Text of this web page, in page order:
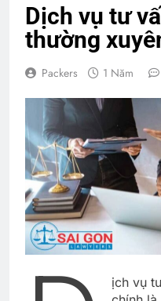
Dịch vụ tư
thường
Packers 1 Năm
ịch vụ